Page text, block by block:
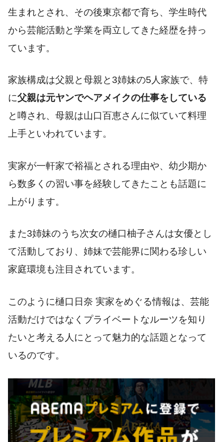
生まれとされ、その後東京都で育ち、学生時代
から芸能活動と学業を両立してきた経歴を持っ
ています。
家族構成は父親と母親と3姉妹の5人家族で、特
に父親は元ヤンでヘアメイクの仕事をしている
と噂され、母親は山口百恵さんに似ていて料理
上手といわれています。
実家が一軒家で裕福とされる理由や、幼少期か
ら数多くの習い事を経験してきたことも話題に
上がります。
また3姉妹のうち次女の樋口柚子さんは女優とし
て活動しており、姉妹で芸能界に関わる珍しい
家庭環境も注目されています。
このように樋口日奈 実家をめぐる情報は、芸能
活動だけではなくプライベートなルーツを知り
たいと考える人にとって魅力的な話題となって
いるのです。